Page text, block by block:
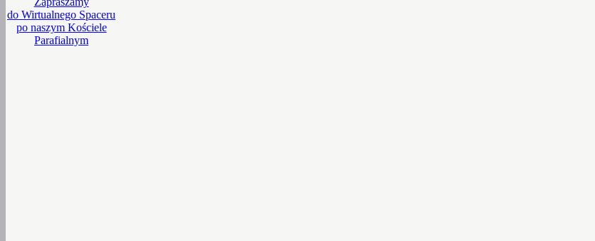
do Wirtualnego Spaceru
po naszym Kościele
Parafialnym